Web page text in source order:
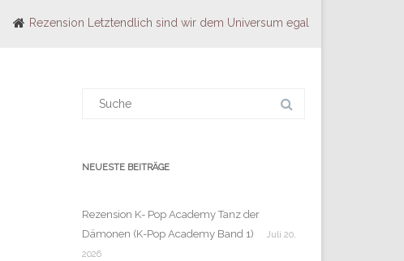
Rezension Letztendlich sind wir dem Universum egal
NEUESTE BEITRÄGE
Rezension K- Pop Academy Tanz der
Dämonen (K-Pop Academy Band 1)
Juli 20,
2026